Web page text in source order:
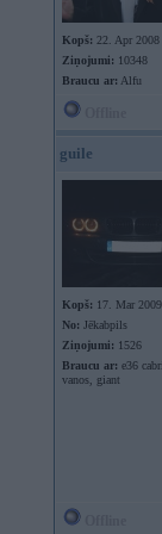
Kopš: 22. Apr 2008
Ziņojumi: 10348
Braucu ar: Alfu
guile
Kopš: 17. Mar 2009
No: Jēkabpils
Ziņojumi: 1526
Braucu ar: e36
vanos, giant